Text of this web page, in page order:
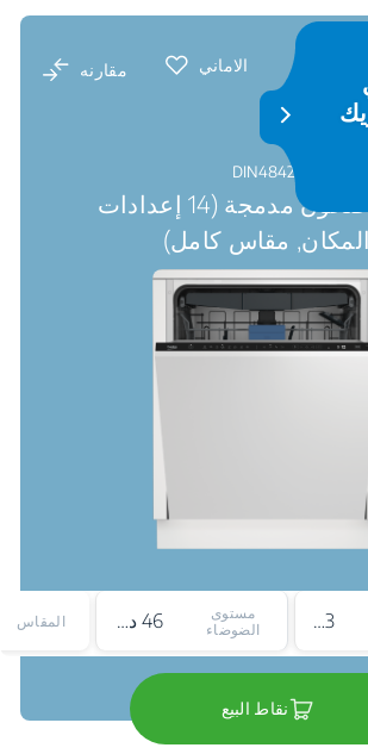
الاماني مقارنه
DIN48425
غسالة صحون مدمجة (14 إعدادات
المكان, مقاس كامل)
3*
مستوى
الضوضاء
46 ديسيبل المقاس
نقاط البيع